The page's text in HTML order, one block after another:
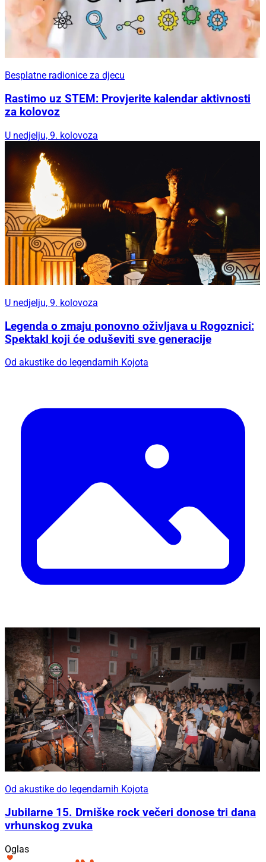
Besplatne radionice za djecu
Rastimo uz STEM: Provjerite kalendar aktivnosti
za kolovoz
U nedjelju, 9. kolovoza
U nedjelju, 9. kolovoza
Legenda o zmaju ponovno oživljava u Rogoznici:
Spektakl koji će oduševiti sve generacije
Od akustike do legendarnih Kojota
Od akustike do legendarnih Kojota
Jubilarne 15. Drniške rock večeri donose tri dana
vrhunskog zvuka
Oglas